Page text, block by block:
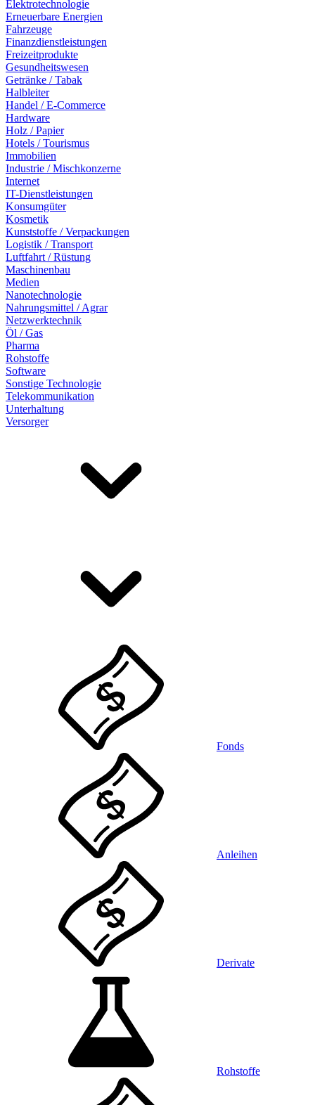
Elektrotechnologie
Erneuerbare Energien
Fahrzeuge
Finanzdienstleistungen
Freizeitprodukte
Gesundheitswesen
Getränke / Tabak
Halbleiter
Handel / E-Commerce
Hardware
Holz / Papier
Hotels / Tourismus
Immobilien
Industrie / Mischkonzerne
Internet
IT-Dienstleistungen
Konsumgüter
Kosmetik
Kunststoffe / Verpackungen
Logistik / Transport
Luftfahrt / Rüstung
Maschinenbau
Medien
Nanotechnologie
Nahrungsmittel / Agrar
Netzwerktechnik
Öl / Gas
Pharma
Rohstoffe
Software
Sonstige Technologie
Telekommunikation
Unterhaltung
Versorger
Fonds
Anleihen
Derivate
Rohstoffe